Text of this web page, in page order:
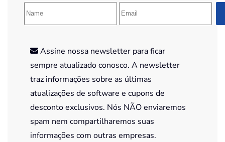
Assine nossa newsletter para ficar
sempre atualizado conosco. A newsletter
traz informações sobre as últimas
atualizações de software e cupons de
desconto exclusivos. Nós NÃO enviaremos
spam nem compartilharemos suas
informações com outras empresas.